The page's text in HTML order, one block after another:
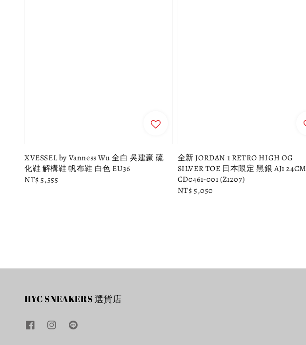
XVESSEL by Vanness Wu 全白 吳建豪 硫
化鞋 解構鞋 帆布鞋 白色 EU36
Regular
NT$ 5,555
全新 JORDAN 1 RETRO HIGH OG
SILVER TOE 日本限定 黑銀 AJ1 24CM
CD0461-001 (Z1207)
Regular
NT$ 5,050
HYC SNEAKERS 選貨店